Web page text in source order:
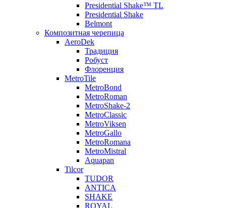
Presidential Shake™ TL
Presidential Shake
Belmont
Композитная черепица
AeroDek
Традиция
Робуст
Флоренция
MetroTile
MetroBond
MetroRoman
MetroShake-2
MetroClassic
MetroViksen
MetroGallo
MetroRomana
MetroMistral
Aquapan
Tilcor
TUDOR
ANTICA
SHAKE
ROYAL